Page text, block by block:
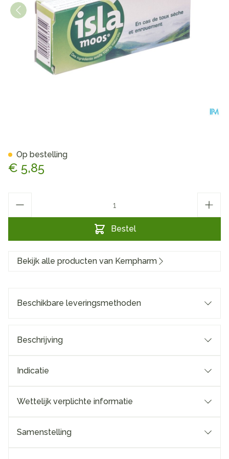
€ 5,85
Bestel
Op bestelling
Bekijk alle producten van Kernpharm
Beschikbare leveringsmethoden
Beschrijving
Indicatie
Wettelijk verplichte informatie
Samenstelling